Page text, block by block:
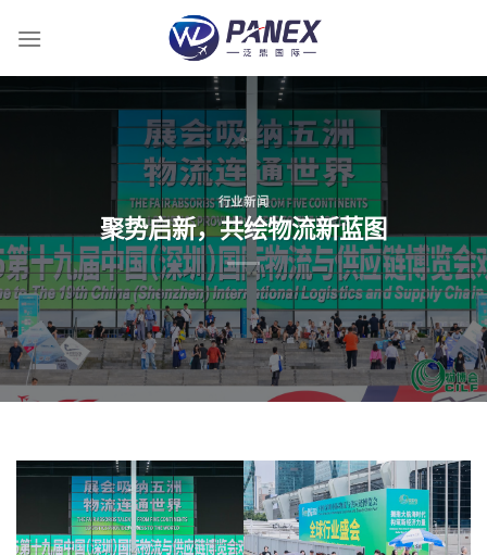
容
行业新闻
聚势启新，共绘物流新蓝图